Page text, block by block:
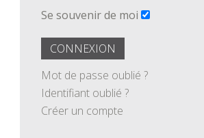
Se souvenir de moi
CONNEXION
Mot de passe oublié ?
Identifiant oublié ?
Créer un compte